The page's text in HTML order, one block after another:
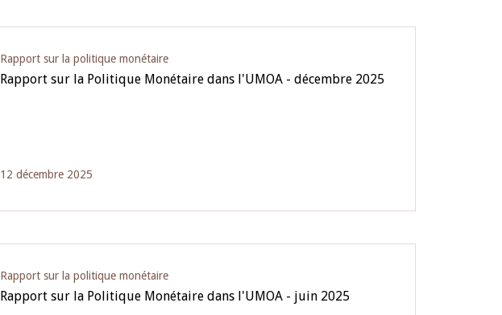
Rapport sur la politique monétaire
Rapport sur la Politique Monétaire dans l'UMOA - décembre 2025
12 décembre 2025
Rapport sur la politique monétaire
Rapport sur la Politique Monétaire dans l'UMOA - juin 2025